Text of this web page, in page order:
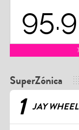
95.9
SuperZónica
1 JAY